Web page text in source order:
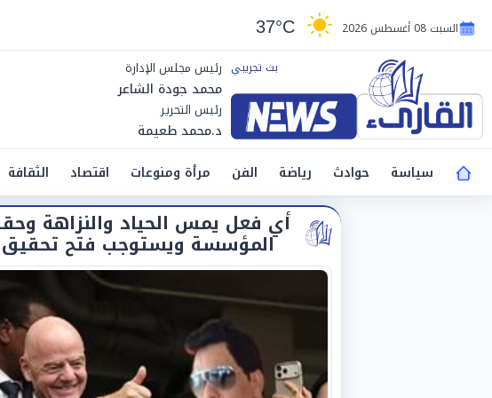
السبت 08 أغسطس 2026 37°C
رئيس مجلس الإدارة
محمد جودة الشاعر
رئيس التحرير
د.محمد طعيمة
سياسة
حوادث رياضة الفن مرأة ومنوعات اقتصاد الثقافة
أي فعل يمس الحياد والنزاهة
المؤسسة ويستوجب فتح تحقيق